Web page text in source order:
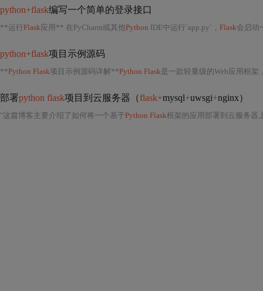
python+flask编写一个简单的登录接口
**运行Flask应用** 在PyCharm或其他Python IDE中运行`app.py`， Flask会启动
python+flask项目示例源码
**Python Flask项目示例源码详解**Python Flask是一款轻量级的Web应用框架，它
部署python flask项目到云服务器（flask+mysql+uwsgi+nginx）
"这篇博客主要介绍了如何将一个基于Python Flask框架的应用部署到云服务器